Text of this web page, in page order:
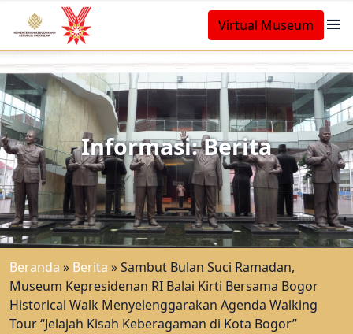
Virtual Museum
Informasi: Berita
Beranda » Berita »Sambut Bulan Suci Ramadan,
Museum Kepresidenan RI Balai Kirti Bersama Bogor
Historical Walk Menyelenggarakan Agenda Walking
Tour “Jelajah Kisah Keberagaman di Kota Bogor”